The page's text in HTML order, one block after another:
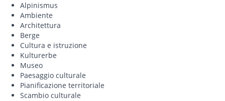
Alpinismus
Ambiente
Architettura
Berge
Cultura e istruzione
Kulturerbe
Museo
Paesaggio culturale
Pianificazione territoriale
Scambio culturale